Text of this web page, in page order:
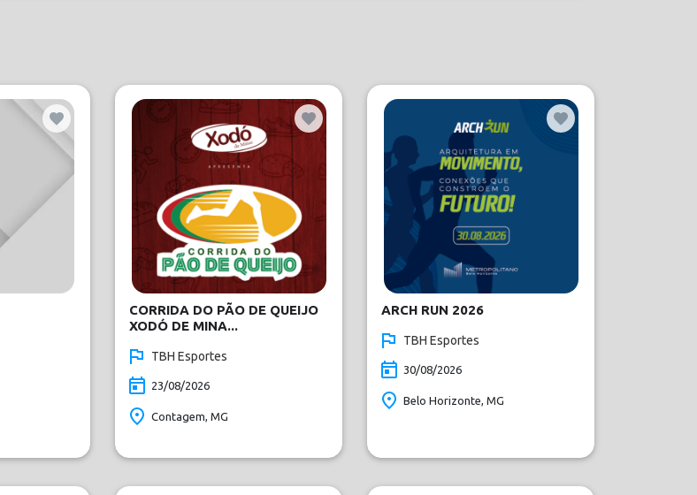
CORRIDA DO PÃO DE QUEIJO
XODÓ DE MINA...
TBH Esportes
23/08/2026
Contagem, MG
ARCH RUN 2026
TBH Esportes
30/08/2026
Belo Horizonte, MG